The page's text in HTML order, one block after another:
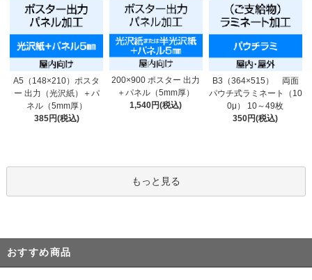
A5（148×210）ポスタ
ー 出力（光沢紙）＋パ
ネル（5mm厚）
385円(税込)
200×900 ポスター 出力
＋パネル（5mm厚）
1,540円(税込)
B3（364×515） 両面
パウチ式ラミネート（10
0μ） 10～49枚
350円(税込)
もっと見る
おすすめ商品